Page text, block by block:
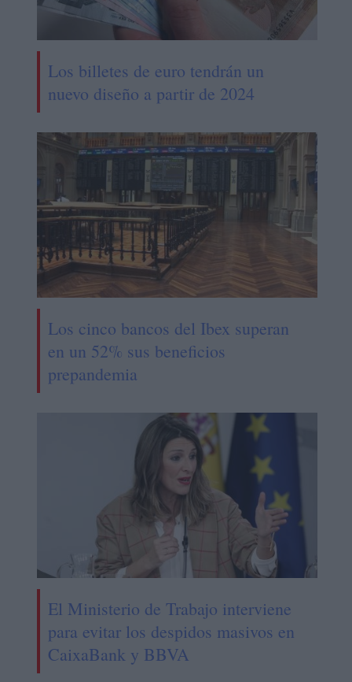
Los billetes de euro tendrán un
nuevo diseño a partir de 2024
Los cinco bancos del Ibex superan
en un 52% sus beneficios
prepandemia
El Ministerio de Trabajo interviene
para evitar los despidos masivos en
CaixaBank y BBVA